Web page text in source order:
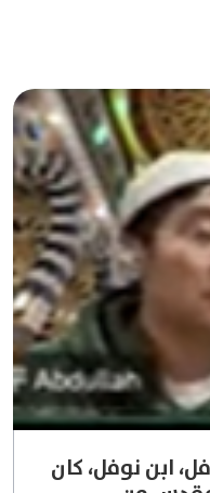
ابن نوفل، كان